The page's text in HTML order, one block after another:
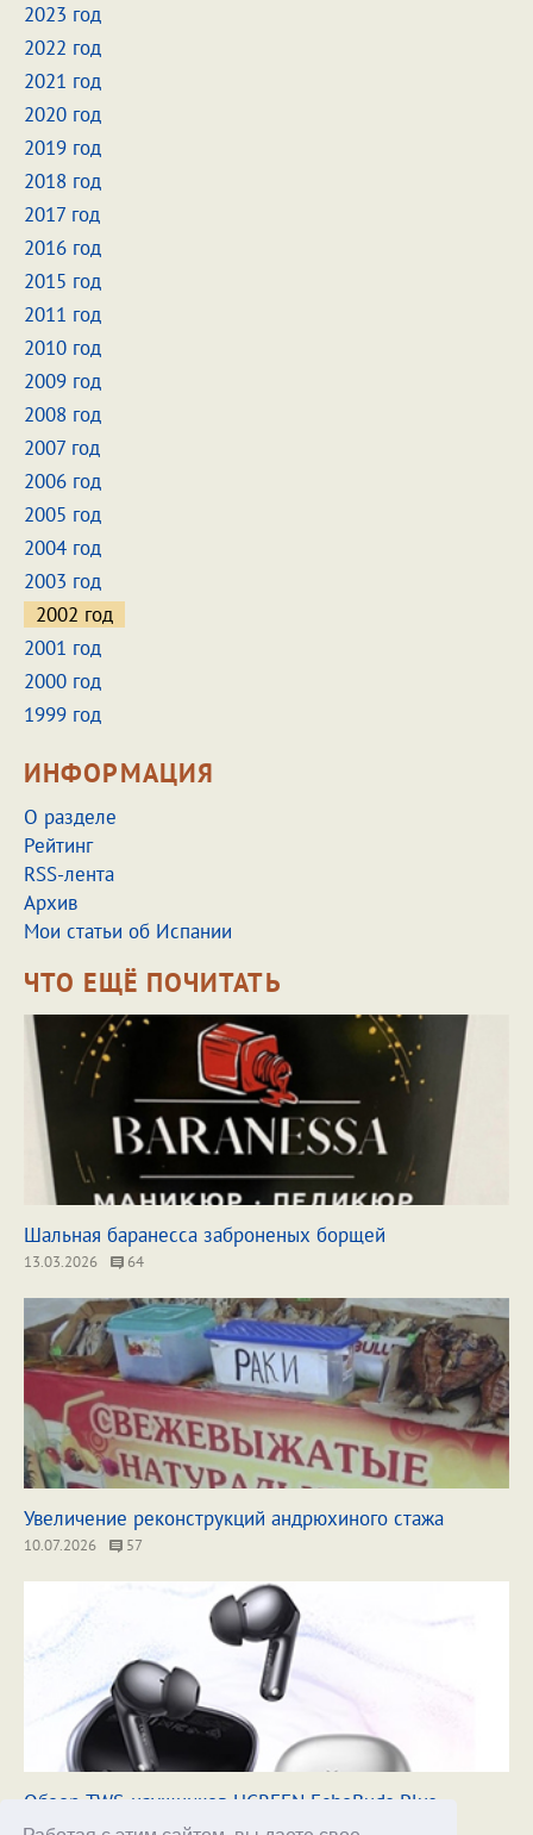
2023 год
2022 год
2021 год
2020 год
2019 год
2018 год
2017 год
2016 год
2015 год
2011 год
2010 год
2009 год
2008 год
2007 год
2006 год
2005 год
2004 год
2003 год
2002 год
2001 год
2000 год
1999 год
ИНФОРМАЦИЯ
О разделе
Рейтинг
RSS-лента
Архив
Мои статьи об Испании
ЧТО ЕЩЁ ПОЧИТАТЬ
Шальная баранесса заброненых борщей
13.03.2026 64
Увеличение реконструкций андрюхиного стажа
10.07.2026 57
Обзор TWS-наушников UGREEN EchoBuds Plus
14.07.2026 22